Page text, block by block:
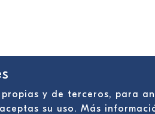
y de terceros, para
su uso. Más